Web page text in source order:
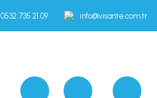
0532 735 21 09 info@visante.com.tr